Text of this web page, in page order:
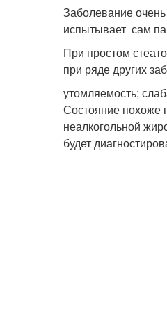
Заболевание
испытывает сам
При простом
при ряде других
утомляемость;
Состояние похоже
неалкогольной
будет